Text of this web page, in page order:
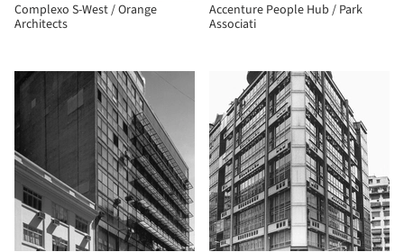
Complexo S-West / Orange
Architects
Accenture People Hub / Park
Associati